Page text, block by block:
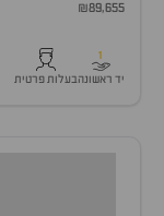
₪89,655
1
יד ראשונהבעלות פרטית